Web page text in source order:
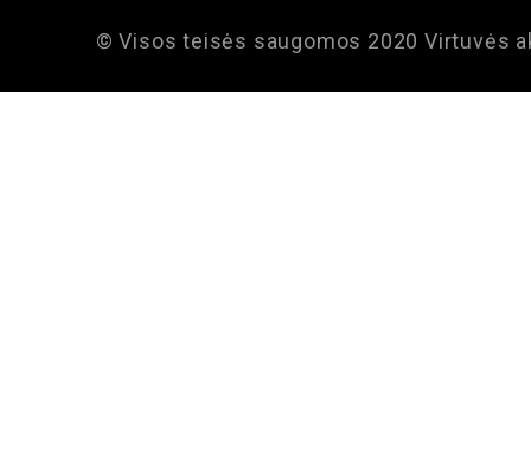
© Visos teisės saugomos 2020 Virtuvės